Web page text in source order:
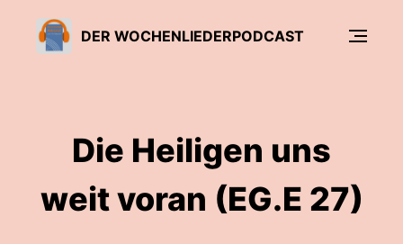
DER WOCHENLIEDERPODCAST
Die Heiligen uns
weit voran (EG.E 27)